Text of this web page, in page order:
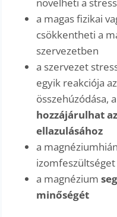
a magas fizikai
csökkentheti a
szervezetben
a szervezet
egyik reakciója
összehúzódása, a
hozzájárulhat
ellazulásához
a
a magnézium
minőségét